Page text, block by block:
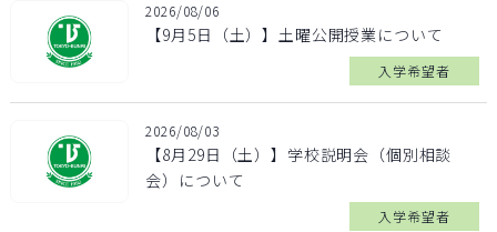
2026/08/06
【9月5日（土）】土曜公開授業について
入学希望者
2026/08/03
【8月29日（土）】学校説明会（個別相談
会）について
入学希望者